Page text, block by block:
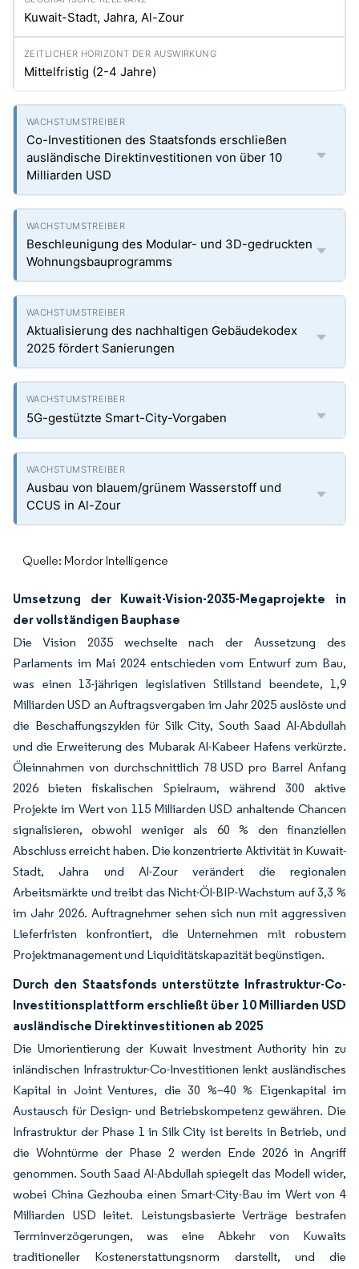
Kuwait-Stadt, Jahra, Al-Zour
Mittelfristig (2-4 Jahre)
Co-Investitionen des Staatsfonds erschließen
ausländische Direktinvestitionen von über 10
Milliarden USD
Beschleunigung des Modular- und 3D-gedruckten
Wohnungsbauprogramms
Aktualisierung des nachhaltigen Gebäudekodex
2025 fördert Sanierungen
5G-gestützte Smart-City-Vorgaben
Ausbau von blauem/grünem Wasserstoff und
CCUS in Al-Zour
Quelle: Mordor Intelligence
Umsetzung der Kuwait-Vision-2035-Megaprojekte in
der vollständigen Bauphase
Die Vision 2035 wechselte nach der Aussetzung des
Parlaments im Mai 2024 entschieden vom Entwurf zum Bau,
was einen 13-jährigen legislativen Stillstand beendete, 1,9
Milliarden USD an Auftragsvergaben im Jahr 2025 auslöste und
die Beschaffungszyklen für Silk City, South Saad Al-Abdullah
und die Erweiterung des Mubarak Al-Kabeer Hafens verkürzte.
Öleinnahmen von durchschnittlich 78 USD pro Barrel Anfang
2026 bieten fiskalischen Spielraum, während 300 aktive
Projekte im Wert von 115 Milliarden USD anhaltende Chancen
signalisieren, obwohl weniger als 60 % den finanziellen
Abschluss erreicht haben. Die konzentrierte Aktivität in Kuwait-
Stadt, Jahra und Al-Zour verändert die regionalen
Arbeitsmärkte und treibt das Nicht-Öl-BIP-Wachstum auf 3,3 %
im Jahr 2026. Auftragnehmer sehen sich nun mit aggressiven
Lieferfristen konfrontiert, die Unternehmen mit robustem
Projektmanagement und Liquiditätskapazität begünstigen.
Durch den Staatsfonds unterstützte Infrastruktur-Co-
Investitionsplattform erschließt über 10 Milliarden USD
ausländische Direktinvestitionen ab 2025
Die Umorientierung der Kuwait Investment Authority hin zu
inländischen Infrastruktur-Co-Investitionen lenkt ausländisches
Kapital in Joint Ventures, die 30 %–40 % Eigenkapital im
Austausch für Design- und Betriebskompetenz gewähren. Die
Infrastruktur der Phase 1 in Silk City ist bereits in Betrieb, und
die Wohntürme der Phase 2 werden Ende 2026 in Angriff
genommen. South Saad Al-Abdullah spiegelt das Modell wider,
wobei China Gezhouba einen Smart-City-Bau im Wert von 4
Milliarden USD leitet. Leistungsbasierte Verträge bestrafen
Terminverzögerungen, was eine Abkehr von Kuwaits
traditioneller Kostenerstattungsnorm darstellt, und die